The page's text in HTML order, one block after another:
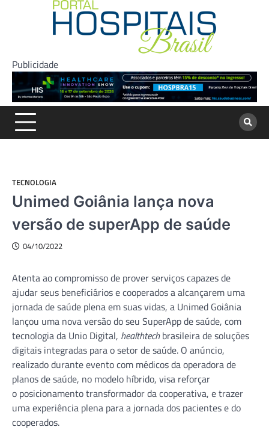
Publicidade
TECNOLOGIA
Unimed Goiânia lança nova
versão de superApp de saúde
04/10/2022
Atenta ao compromisso de prover serviços capazes de
ajudar seus beneficiários e cooperados a alcançarem uma
jornada de saúde plena em suas vidas, a Unimed Goiânia
lançou uma nova versão do seu SuperApp de saúde, com
tecnologia da Unio Digital, healthtechbrasileira de soluções
digitais integradas para o setor de saúde. O anúncio,
realizado durante evento com médicos da operadora de
planos de saúde, no modelo híbrido, visa reforçar
o posicionamento transformador da cooperativa, e trazer
uma experiência plena para a jornada dos pacientes e do
cooperados.